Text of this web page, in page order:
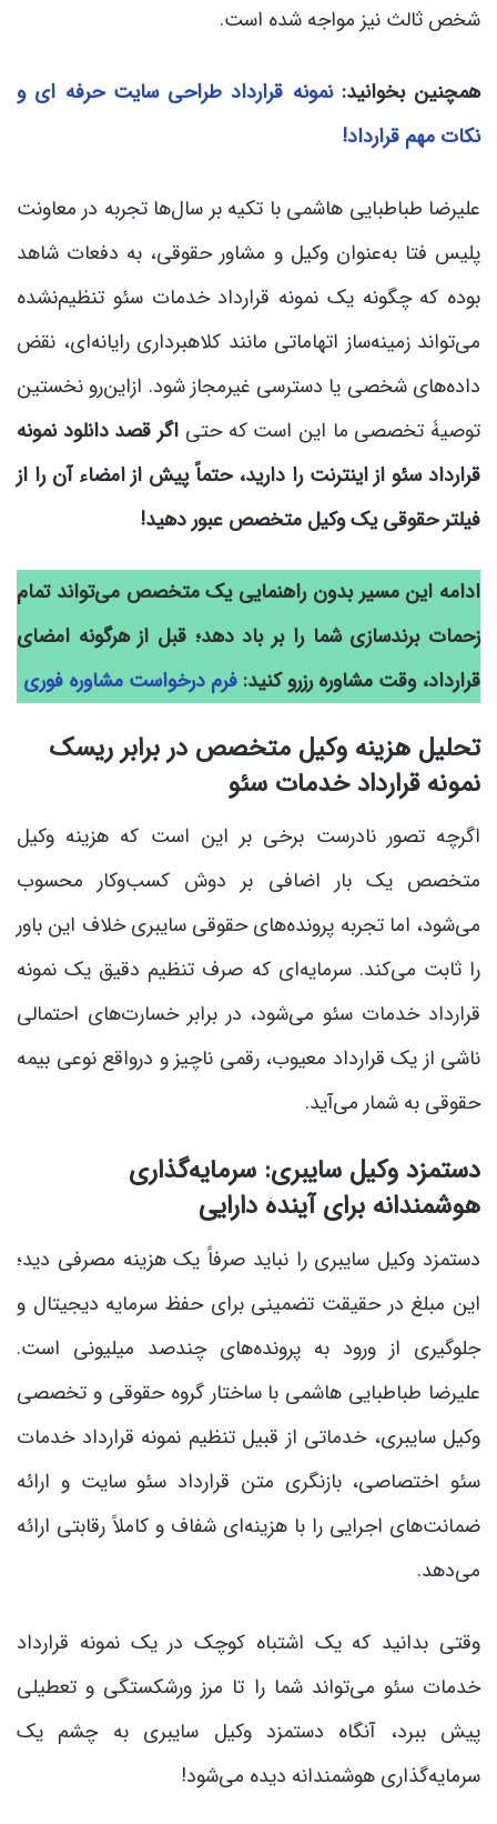
شخص ثالث نیز مواجه شده است.
همچنین بخوانید:نمونه قرارداد طراحی سایت حرفه ای و
نکات مهم قرارداد!
علیرضا طباطبایی هاشمی با تکیه بر سال‌ها تجربه در معاونت
پلیس فتا به‌عنوان وکیل و مشاور حقوقی، به دفعات شاهد
بوده که چگونه یک نمونه قرارداد خدمات سئو تنظیم‌نشده
می‌تواند زمینه‌ساز اتهاماتی مانند کلاهبرداری رایانه‌ای، نقض
داده‌های شخصی یا دسترسی غیرمجاز شود. ازاین‌رو نخستین
توصیۀ تخصصی ما این است که حتی اگر قصد دانلود نمونه
قرارداد سئو از اینترنت را دارید، حتماً پیش از امضاء آن را از
فیلتر حقوقی یک وکیل متخصص عبور دهید!
ادامه این مسیر بدون راهنمایی یک متخصص می‌تواند تمام
زحمات برندسازی شما را بر باد دهد؛ قبل از هرگونه امضای
قرارداد، وقت مشاوره رزرو کنید: فرم درخواست مشاوره فوری
تحلیل هزینه وکیل متخصص در برابر ریسک
نمونه قرارداد خدمات سئو
اگرچه تصور نادرست برخی بر این است که هزینه وکیل
متخصص یک بار اضافی بر دوش کسب‌وکار محسوب
می‌شود، اما تجربه پرونده‌های حقوقی سایبری خلاف این باور
را ثابت می‌کند. سرمایه‌ای که صرف تنظیم دقیق یک نمونه
قرارداد خدمات سئو می‌شود، در برابر خسارت‌های احتمالی
ناشی از یک قرارداد معیوب، رقمی ناچیز و درواقع نوعی بیمه
حقوقی به شمار می‌آید.
دستمزد وکیل سایبری: سرمایه‌گذاری
هوشمندانه برای آیندۀ دارایی
دستمزد وکیل سایبری را نباید صرفاً یک هزینه مصرفی دید؛
این مبلغ در حقیقت تضمینی برای حفظ سرمایه دیجیتال و
جلوگیری از ورود به پرونده‌های چندصد میلیونی است.
علیرضا طباطبایی هاشمی با ساختار گروه حقوقی و تخصصی
وکیل سایبری، خدماتی از قبیل تنظیم نمونه قرارداد خدمات
سئو اختصاصی، بازنگری متن قرارداد سئو سایت و ارائه
ضمانت‌های اجرایی را با هزینه‌ای شفاف و کاملاً رقابتی ارائه
می‌دهد.
وقتی بدانید که یک اشتباه کوچک در یک نمونه قرارداد
خدمات سئو می‌تواند شما را تا مرز ورشکستگی و تعطیلی
پیش ببرد، آنگاه دستمزد وکیل سایبری به چشم یک
سرمایه‌گذاری هوشمندانه دیده می‌شود!